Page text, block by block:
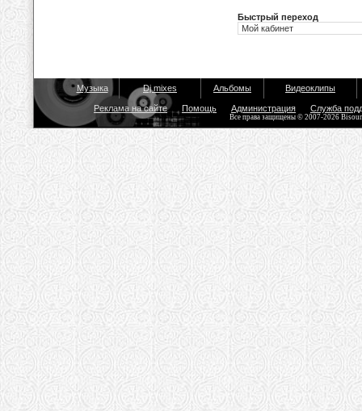
Быстрый переход
Музыка Dj mixes Альбомы Видеоклипы
Реклама на сайте Помощь Администрация Служба
Все права защищены © 2007-2026